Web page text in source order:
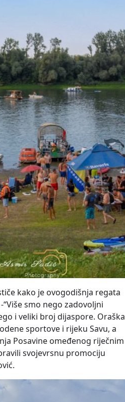
kako je ovogodišnja regata
smo nego zadovoljni
i veliki broj dijaspore. Oraška
sportove i rijeku Savu, a
Posavine omeđenog riječnim
svojevrsnu promociju